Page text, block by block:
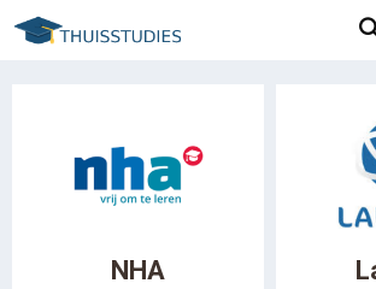
Spring
naar
NHA